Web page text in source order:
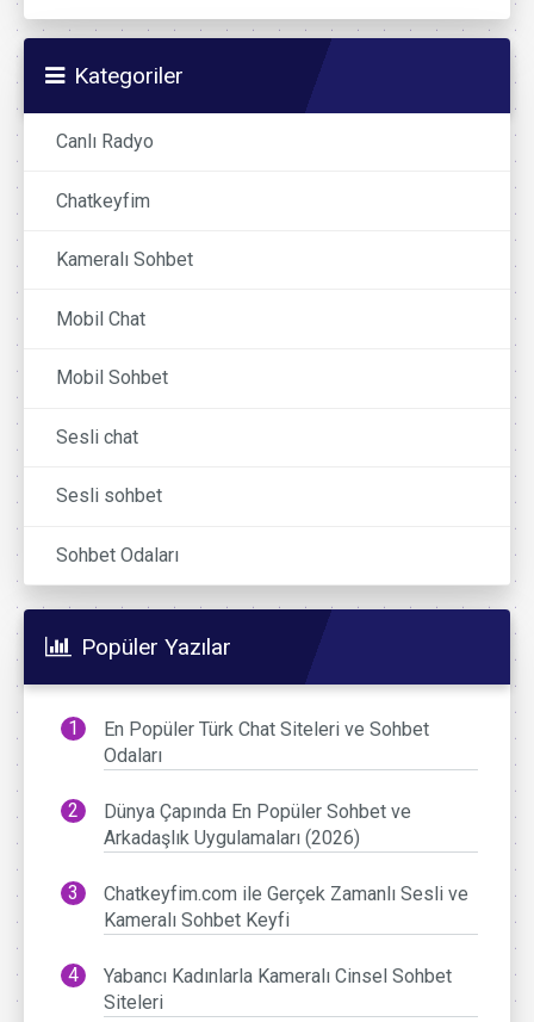
Kategoriler
Canlı Radyo
Chatkeyfim
Kameralı Sohbet
Mobil Chat
Mobil Sohbet
Sesli chat
Sesli sohbet
Sohbet Odaları
Popüler Yazılar
En Popüler Türk Chat Siteleri ve Sohbet
Odaları
Dünya Çapında En Popüler Sohbet ve
Arkadaşlık Uygulamaları (2026)
Chatkeyfim.com ile Gerçek Zamanlı Sesli ve
Kameralı Sohbet Keyfi
Yabancı Kadınlarla Kameralı Cinsel Sohbet
Siteleri